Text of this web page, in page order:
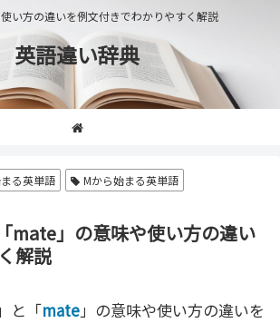
い方の違いを例文付きでわかりやすく解説
英語違い辞典
る英単語 Mから始まる英単語
mate」の意味や使い方の違い
解説
と「mate」の意味や使い方の違いを